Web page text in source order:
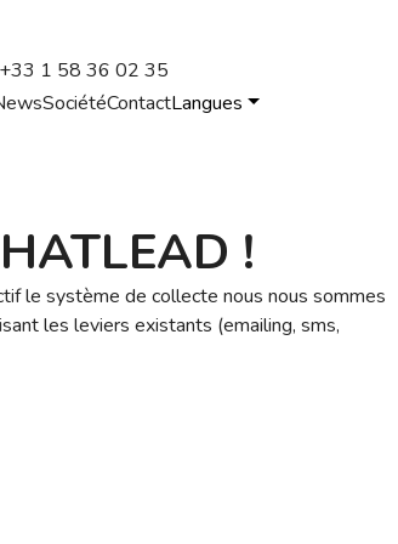
+33 1 58 36 02 35
SociétéContactLangues
!
le système de collecte nous nous sommes
les leviers existants (emailing, sms,